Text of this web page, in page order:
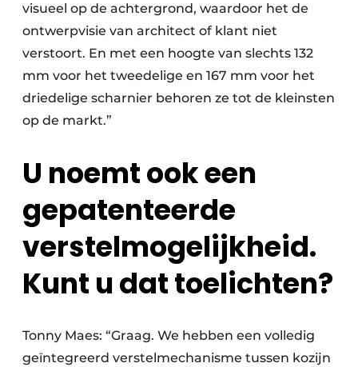
visueel op de achtergrond, waardoor het de
ontwerpvisie van architect of klant niet
verstoort. En met een hoogte van slechts 132
mm voor het tweedelige en 167 mm voor het
driedelige scharnier behoren ze tot de kleinsten
op de markt.”
U noemt ook een
gepatenteerde
verstelmogelijkheid.
Kunt u dat toelichten?
Tonny Maes: “Graag. We hebben een volledig
geïntegreerd verstelmechanisme tussen kozijn